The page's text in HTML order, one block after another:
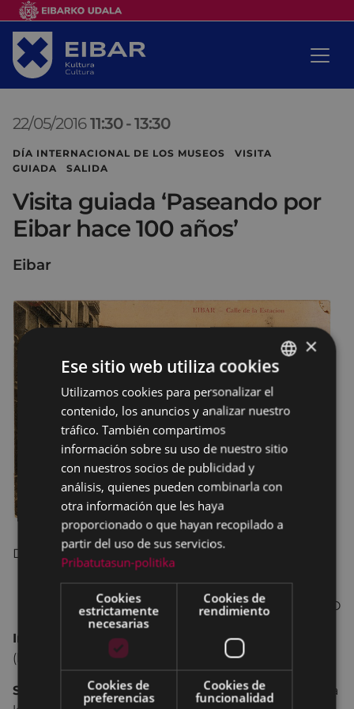
22/05/2016 11:30 -13:30
DÍA INTERNACIONAL DE LOS MUSEOS VISITA
GUIADA SALIDA
Visita guiada ‘Paseando por
Eibar hace 100 años’
Eibar
De la mano de Nerea Alustiza
15 de MAYO DOMINGO a las 11:30h EUSKARAZ -
22 de MAYO DOMINGO a las 11:30h CASTELLANO
Inscripciones:
museoa@eibar.eus o 943708446
(hasta el día anterior a la visita)
Salida desde:Estación principal EuskoTren (junto a
BASQUE
SPANISH
×
Ese sitio web utiliza cookies
Utilizamos cookies para personalizar el
contenido, los anuncios y analizar nuestro
tráfico. También compartimos
información sobre su uso de nuestro sitio
con nuestros socios de publicidad y
análisis, quienes pueden combinarla con
otra información que les haya
proporcionado o que hayan recopilado a
partir del uso de sus servicios.
Pribatutasun-politika
Cookies
estrictamente
necesarias
Cookies de
rendimiento
Cookies de
preferencias
Cookies de
funcionalidad